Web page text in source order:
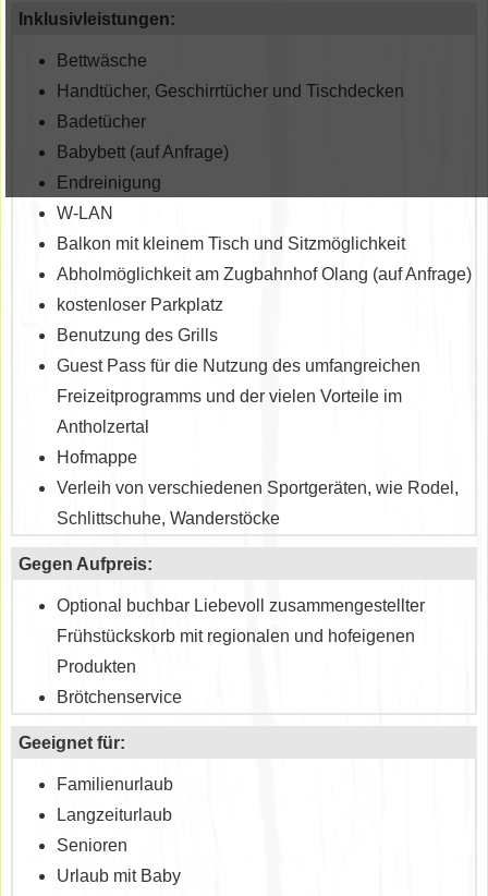
Inklusivleistungen:
Bettwäsche
Handtücher, Geschirrtücher und Tischdecken
Badetücher
Babybett (auf Anfrage)
Endreinigung
W-LAN
Balkon mit kleinem Tisch und Sitzmöglichkeit
Abholmöglichkeit am Zugbahnhof Olang (auf Anfrage)
kostenloser Parkplatz
Benutzung des Grills
Guest Pass für die Nutzung des umfangreichen
Freizeitprogramms und der vielen Vorteile im
Antholzertal
Hofmappe
Verleih von verschiedenen Sportgeräten, wie Rodel,
Schlittschuhe, Wanderstöcke
Gegen Aufpreis:
Optional buchbar Liebevoll zusammengestellter
Frühstückskorb mit regionalen und hofeigenen
Produkten
Brötchenservice
Geeignet für:
Familienurlaub
Langzeiturlaub
Senioren
Urlaub mit Baby